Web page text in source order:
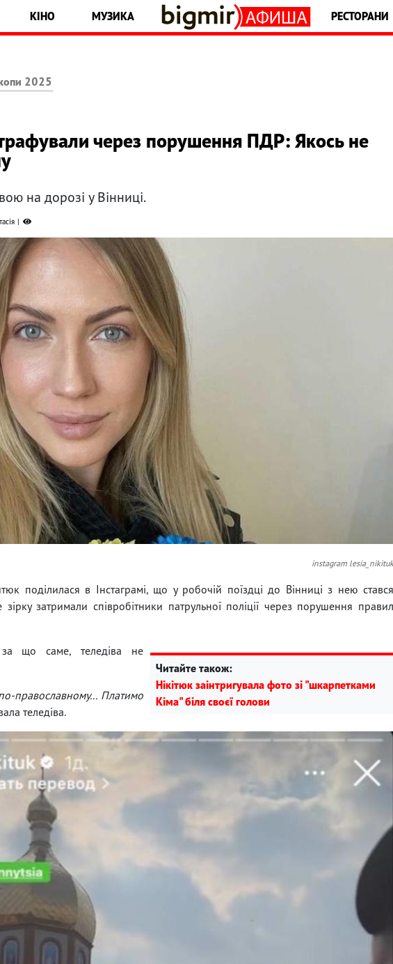
КІНО МУЗИКА РЕСТОРАНИ
2025
через порушення ПДР: Якось не
на дорозі у Вінниці.
instagram lesia_nikituk
поділилася в Інстаграмі, що у робочій поїздці до Вінниці з нею стався
затримали співробітники патрульної поліції через порушення правил
Читайте також:
Нікітюк заінтригувала фото зі "шкарпетками
Кіма" біля своєї голови
за що саме, теледіва не
православному... Платимо
теледіва.